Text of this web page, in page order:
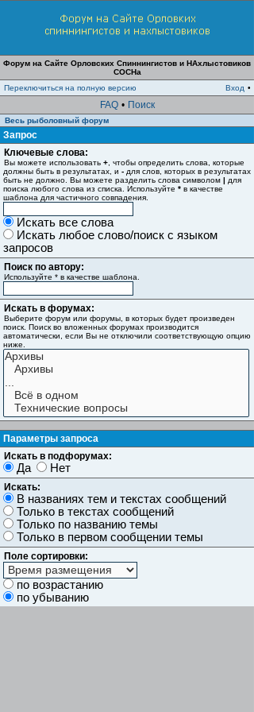
Форум на Сайте Орловских Спиннингистов и НАхлыстовиков
СОСНа
Переключиться на полную версию
Вход •
FAQ • Поиск
Весь рыболовный форум
Запрос
Ключевые слова:
Вы можете использовать + , чтобы определить слова, которые
должны быть в результатах, и - для слов, которых в результатах
быть не должно. Вы можете разделить слова символом | для
поиска любого слова из списка. Используйте * в качестве
шаблона для частичного совпадения.
Искать все слова
Искать любое слово/поиск с языком
запросов
Поиск по автору:
Используйте * в качестве шаблона.
Искать в форумах:
Выберите форум или форумы, в которых будет произведен
поиск. Поиск во вложенных форумах производится
автоматически, если Вы не отключили соответствующую опцию
ниже.
Параметры запроса
Искать в подфорумах:
Да Нет
Искать:
В названиях тем и текстах сообщений
Только в текстах сообщений
Только по названию темы
Только в первом сообщении темы
Поле сортировки:
по возрастанию
по убыванию